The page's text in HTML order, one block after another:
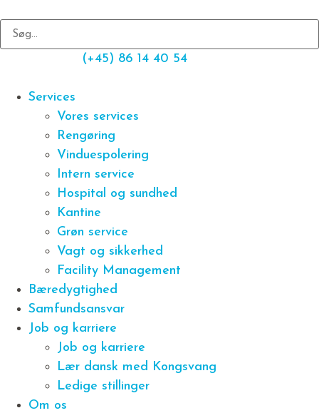
(+45) 86 14 40 54
Services
Vores services
Rengøring
Vinduespolering
Intern service
Hospital og sundhed
Kantine
Grøn service
Vagt og sikkerhed
Facility Management
Bæredygtighed
Samfundsansvar
Job og karriere
Job og karriere
Lær dansk med Kongsvang
Ledige stillinger
Om os